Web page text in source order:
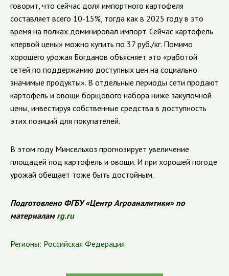
говорит, что сейчас доля импортного картофеля
составляет всего 10-15%, тогда как в 2025 году в это
время на полках доминировал импорт. Сейчас картофель
«первой цены» можно купить по 37 руб./кг. Помимо
хорошего урожая Богданов объясняет это «работой
сетей по поддержанию доступных цен на социально
значимые продукты». В отдельные периоды сети продают
картофель и овощи борщового набора ниже закупочной
цены, инвестируя собственные средства в доступность
этих позиций для покупателей.
В этом году Минсельхоз прогнозирует увеличение
площадей под картофель и овощи. И при хорошей погоде
урожай обещает тоже быть достойным.
Подготовлено ФГБУ «Центр Агроаналитики» по
материалам rg.ru
Регионы: Российская Федерация